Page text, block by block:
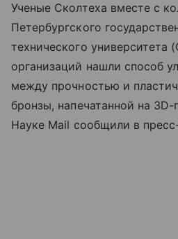
Ученые Сколтеха вместе с
Петербургского
технического
организаций нашли способ
между прочностью и
бронзы, напечатанной на
Науке Mail сообщили в